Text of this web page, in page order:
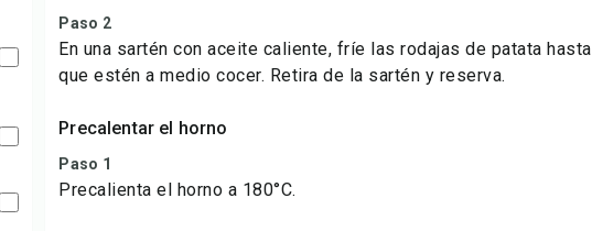
Paso 2
En una sartén con aceite caliente, fríe las rodajas de patata hasta
que estén a medio cocer. Retira de la sartén y reserva.
Precalentar el horno
Paso 1
Precalienta el horno a 180°C.